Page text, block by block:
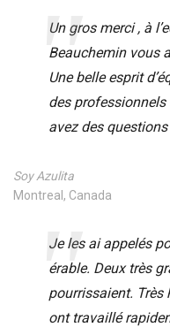
Un gros merci , à
Beauchemin vous
Une belle esprit
des
avez des
Soy Azulita
Montreal, Canada
Je les ai appelés
érable. Deux très
pourrissaient. Très
ont travaillé